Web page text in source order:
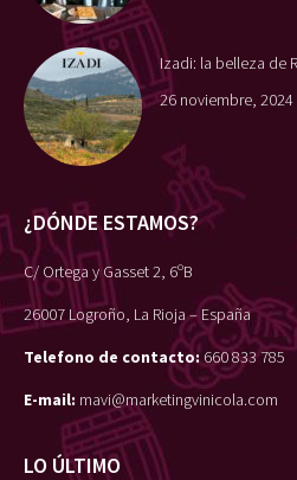
Izadi: la belleza de
26 noviembre, 2024
¿DÓNDE ESTAMOS?
C/ Ortega y Gasset 2, 6ºB
26007 Logroño, La Rioja – España
Telefono de contacto:660 833 785
E-mail: mavi@marketingvinicola.com
LO ÚLTIMO